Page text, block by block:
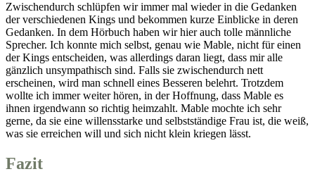
Zwischendurch schlüpfen wir immer mal wieder in die Gedanken
der verschiedenen Kings und bekommen kurze Einblicke in deren
Gedanken. In dem Hörbuch haben wir hier auch tolle männliche
Sprecher. Ich konnte mich selbst, genau wie Mable, nicht für einen
der Kings entscheiden, was allerdings daran liegt, dass mir alle
gänzlich unsympathisch sind. Falls sie zwischendurch nett
erscheinen, wird man schnell eines Besseren belehrt. Trotzdem
wollte ich immer weiter hören, in der Hoffnung, dass Mable es
ihnen irgendwann so richtig heimzahlt. Mable mochte ich sehr
gerne, da sie eine willensstarke und selbstständige Frau ist, die weiß,
was sie erreichen will und sich nicht klein kriegen lässt.
Fazit